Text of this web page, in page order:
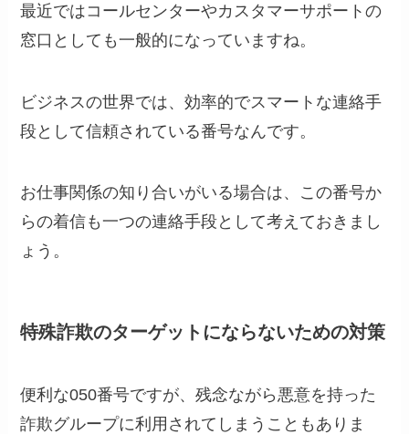
最近ではコールセンターやカスタマーサポートの
窓口としても一般的になっていますね。
ビジネスの世界では、効率的でスマートな連絡手
段として信頼されている番号なんです。
お仕事関係の知り合いがいる場合は、この番号か
らの着信も一つの連絡手段として考えておきまし
ょう。
特殊詐欺のターゲットにならないための対策
便利な050番号ですが、残念ながら悪意を持った
詐欺グループに利用されてしまうこともありま